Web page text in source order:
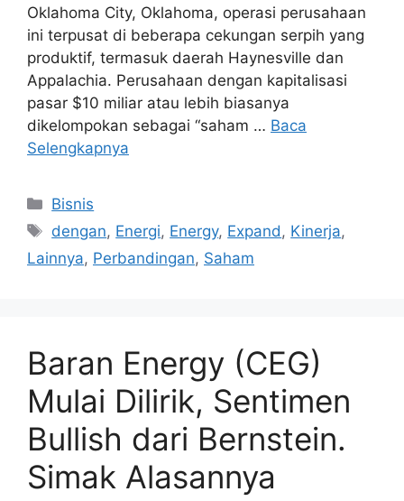
Oklahoma City, Oklahoma, operasi perusahaan
ini terpusat di beberapa cekungan serpih yang
produktif, termasuk daerah Haynesville dan
Appalachia. Perusahaan dengan kapitalisasi
pasar $10 miliar atau lebih biasanya
dikelompokan sebagai “saham … Baca
Selengkapnya
Kategori
Bisnis
Tag
dengan, Energi, Energy, Expand , Kinerja,
Lainnya, Perbandingan, Saham
Baran Energy (CEG)
Mulai Dilirik, Sentimen
Bullish dari Bernstein.
Simak Alasannya